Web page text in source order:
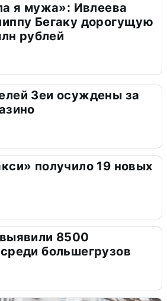
я мужа»: Ивлеева
Бегаку дорогущую
рублей
Зеи осуждены за
получило 19 новых
8500
большегрузов